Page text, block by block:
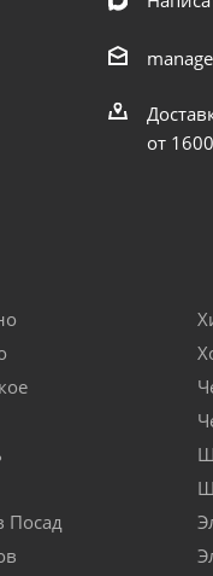
от
Посад